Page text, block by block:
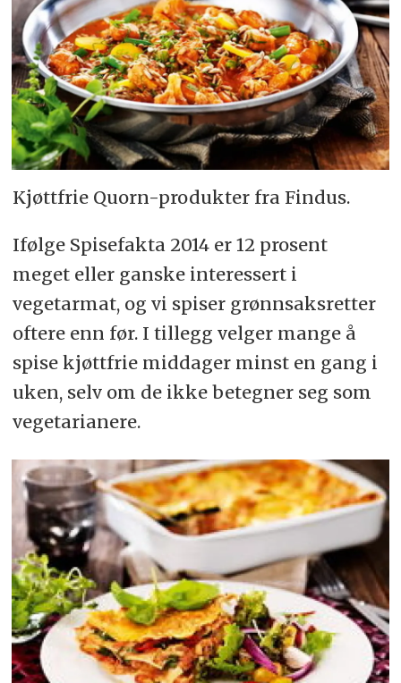
Kjøttfrie Quorn-produkter fra Findus.
Ifølge Spisefakta 2014 er 12 prosent
meget eller ganske interessert i
vegetarmat, og vi spiser grønnsaksretter
oftere enn før. I tillegg velger mange å
spise kjøttfrie middager minst en gang i
uken, selv om de ikke betegner seg som
vegetarianere.